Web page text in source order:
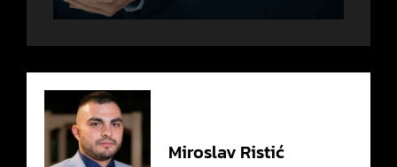
Miroslav Ristić